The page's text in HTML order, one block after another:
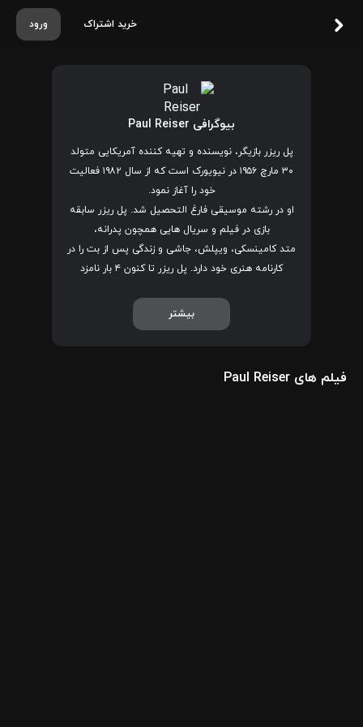
ورود خرید اشتراک
بیوگرافی Paul Reiser
پل ریزر بازیگر، نویسنده و تهیه کننده آمریکایی متولد
۳۰ مارچ ۱۹۵۶ در نیویورک است که از سال ۱۹۸۲ فعالیت
خود را آغاز نمود.
او در رشته موسیقی فارغ التحصیل شد. پل ریزر سابقه
بازی در فیلم و سریال هایی همچون پدرانه،
متد کامینسکی، ویپلش، جاشی و زندگی پس از بت را در
کارنامه هنری خود دارد. پل ریزر تا کنون ۴ بار نامزد
بیشتر
فیلم های Paul Reiser